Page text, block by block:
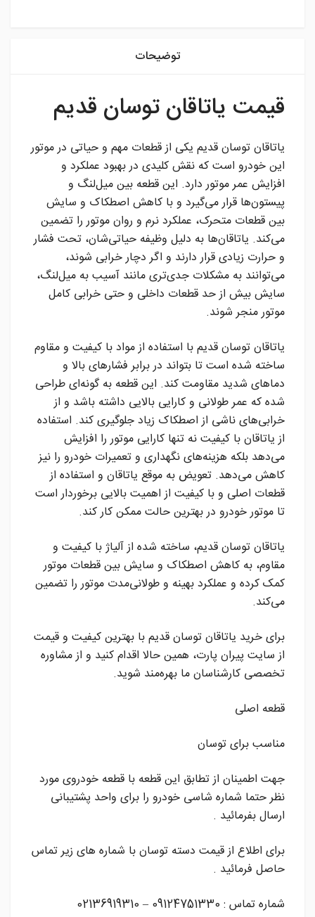
توضیحات
قیمت یاتاقان توسان قدیم
یاتاقان توسان قدیم یکی از قطعات مهم و حیاتی در موتور
این خودرو است که نقش کلیدی در بهبود عملکرد و
افزایش عمر موتور دارد. این قطعه بین میل‌لنگ و
پیستون‌ها قرار می‌گیرد و با کاهش اصطکاک و سایش
بین قطعات متحرک، عملکرد نرم و روان موتور را تضمین
می‌کند. یاتاقان‌ها به دلیل وظیفه حیاتی‌شان، تحت فشار
و حرارت زیادی قرار دارند و اگر دچار خرابی شوند،
می‌توانند به مشکلات جدی‌تری مانند آسیب به میل‌لنگ،
سایش بیش از حد قطعات داخلی و حتی خرابی کامل
موتور منجر شوند.
یاتاقان توسان قدیم با استفاده از مواد با کیفیت و مقاوم
ساخته شده است تا بتواند در برابر فشارهای بالا و
دماهای شدید مقاومت کند. این قطعه به گونه‌ای طراحی
شده که عمر طولانی و کارایی بالایی داشته باشد و از
خرابی‌های ناشی از اصطکاک زیاد جلوگیری کند. استفاده
از یاتاقان با کیفیت نه تنها کارایی موتور را افزایش
می‌دهد بلکه هزینه‌های نگهداری و تعمیرات خودرو را نیز
کاهش می‌دهد. تعویض به موقع یاتاقان و استفاده از
قطعات اصلی و با کیفیت از اهمیت بالایی برخوردار است
تا موتور خودرو در بهترین حالت ممکن کار کند.
یاتاقان توسان قدیم، ساخته شده از آلیاژ با کیفیت و
مقاوم، به کاهش اصطکاک و سایش بین قطعات موتور
کمک کرده و عملکرد بهینه و طولانی‌مدت موتور را تضمین
می‌کند.
برای خرید یاتاقان توسان قدیم با بهترین کیفیت و قیمت
از سایت پیران پارت، همین حالا اقدام کنید و از مشاوره
تخصصی کارشناسان ما بهره‌مند شوید.
قطعه اصلی
مناسب برای توسان
جهت اطمینان از تطابق این قطعه با قطعه خودروی مورد
نظر حتما شماره شاسی خودرو را برای واحد پشتیبانی
ارسال بفرمائید .
برای اطلاع از قیمت دسته توسان با شماره های زیر تماس
حاصل فرمائید .
شماره تماس : 09124751330 – 02136919310